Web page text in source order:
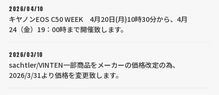
2026/04/10
キヤノンEOS C50 WEEK 4月20日(月)10時30分から、4月
24（金）19：00時まで開催致します。
2026/03/10
sachtler/VINTEN一部商品をメーカーの価格改定の為、
2026/3/31より価格を変更致します。